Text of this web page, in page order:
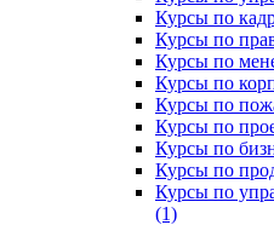
Курсы по
Курсы по
Курсы по
Курсы по
Курсы по
Курсы по
Курсы по
Курсы по
Курсы по
(1)